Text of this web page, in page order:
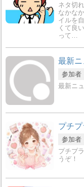
ネタ切
なかな
イルを
くて良
って…
最新ニ
参加者
最新ニ
プチ
参加者
プチプ
うぞ！